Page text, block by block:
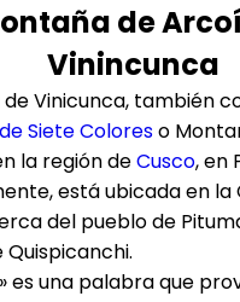
de
Vinincunca
Vinicunca, también
Siete Coloreso
la región deCusco, en
está ubicada en la
del pueblo de
es una palabra que